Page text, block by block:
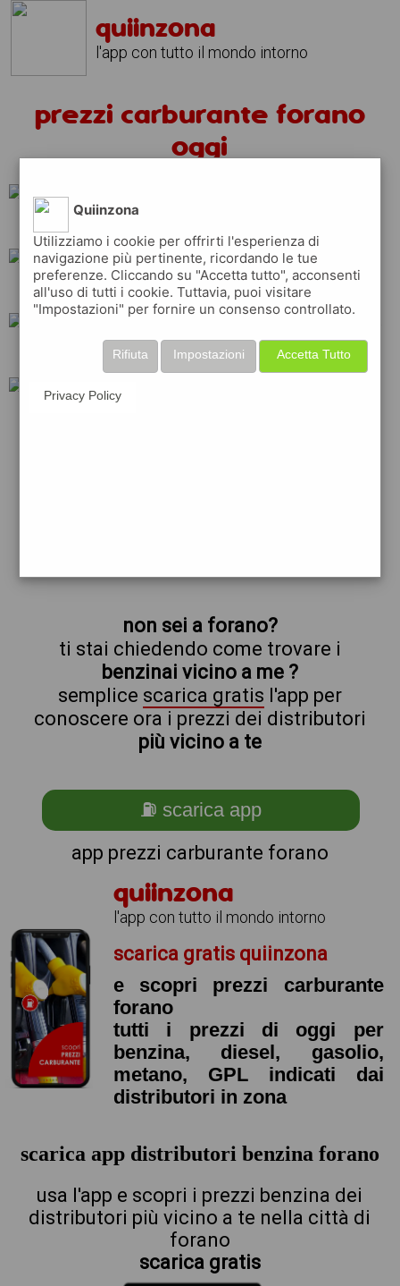
quiinzona
l'app con tutto il mondo intorno
prezzi carburante forano
oggi
api q8 erg
esso eni
non sei a forano?
ti stai chiedendo come trovare i
benzinai vicino a me ?
semplice scarica gratis l'app per
conoscere ora i prezzi dei distributori
più vicino a te
⛽ scarica app
app prezzi carburante forano
quiinzona
l'app con tutto il mondo intorno
scarica gratis quiinzona
e scopri prezzi carburante
forano
tutti i prezzi di oggi per
benzina, diesel, gasolio,
metano, GPL indicati dai
distributori in zona
scarica app distributori benzina forano
usa l'app e scopri i prezzi benzina dei
distributori più vicino a te nella città di
forano
scarica gratis
Quiinzona
Utilizziamo i cookie per offrirti l'esperienza di
navigazione più pertinente, ricordando le tue
preferenze. Cliccando su "Accetta tutto", acconsenti
all'uso di tutti i cookie. Tuttavia, puoi visitare
"Impostazioni" per fornire un consenso controllato.
Accetta Tutto
Impostazioni
Rifiuta
Privacy Policy